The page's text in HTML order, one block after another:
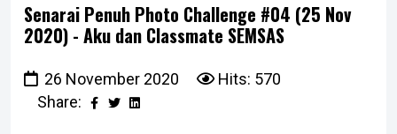
Senarai Penuh Photo Challenge #04 (25 Nov
2020) - Aku dan Classmate SEMSAS
26 November 2020
Hits: 570
Share: